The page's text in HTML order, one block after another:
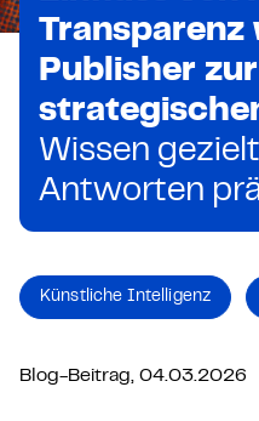
Transparenz
Publisher zur
Wissen
Antworten
Künstliche Intelligenz
Blog-Beitrag, 04.03.2026